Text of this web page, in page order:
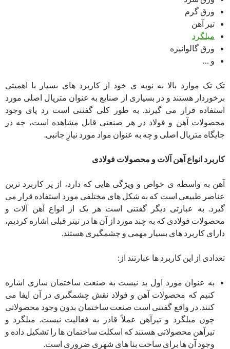
ورق گرم
تیر آهن
میلگرد
ورق گالوانیزه
و …
تک تک موارد بالا به نوبه ی خود از کاربرد های بسیار با اهمیتی
برخوردار هستند و در بسیاری از صنایع به عنوان متریال اصلی مورد
استفاده قرار می گیرند. به طور کلی گفتنی است رد پای وجود
محصولات آهن و فولاد در هر صنعتی قابل مشاهده است، چه در
جایگاه متریال اصلی و چه به عنوان مواد مورد نیازِ جانبی.
کاربرد انواع آهن آلات و محصولات فولادی
آهن به واسطه ی خواص و ویژگی هایی که دارد، از پر کاربرد ترین
عناصر طبیعی است که به شکل های مختلفی مورد استفاده قرار می
گیرد. به عبارتی دیگر گفتنی است هر یک از انواع آهن آلات و
محصولات فولادی که به چند مورد از آن ها در تیتر قبلی اشاره کردیم،
دارای کاربرد های بسیار مهمی و چشمگیری هستند.
تعدادی از این کاربرد ها عبارتند از:
به عنوان مورد اول بد نیست به صنعت ساختمان سازی اشاره
کنیم که محصولات آهن و فولاد نقش چشمگیری در آن ایفا می
کنند. در واقع گفتنی است صنعت ساختمان بدون وجود محصولاتی
چون میلگرد و تیرآهن عملاً قادر به فعالیت نیست. میلگرد و
تیرآهن محصولاتی هستند که اسکلت ساختمان ها را تشکیل داده و
وجود آن ها برای ساخت بنا های شهری ضروری است.